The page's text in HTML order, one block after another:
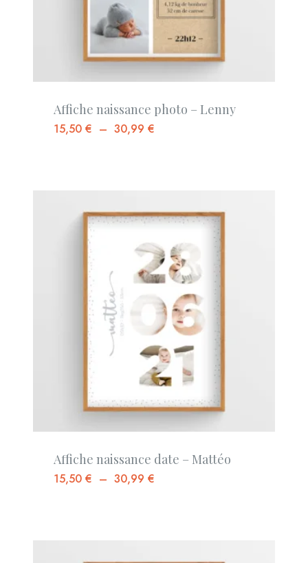
Affiche naissance photo – Lenny
15,50€ – 30,99€
Affiche naissance date – Mattéo
15,50€ – 30,99€